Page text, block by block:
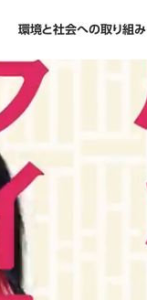
環境と社会への取り組み